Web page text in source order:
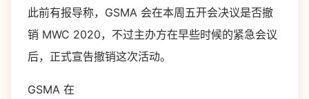
此前有报导称，GSMA 会在本周五开会决议是否撤
销 MWC 2020，不过主办方在早些时候的紧急会议
后，正式宣告撤销这次活动。
GSMA 在